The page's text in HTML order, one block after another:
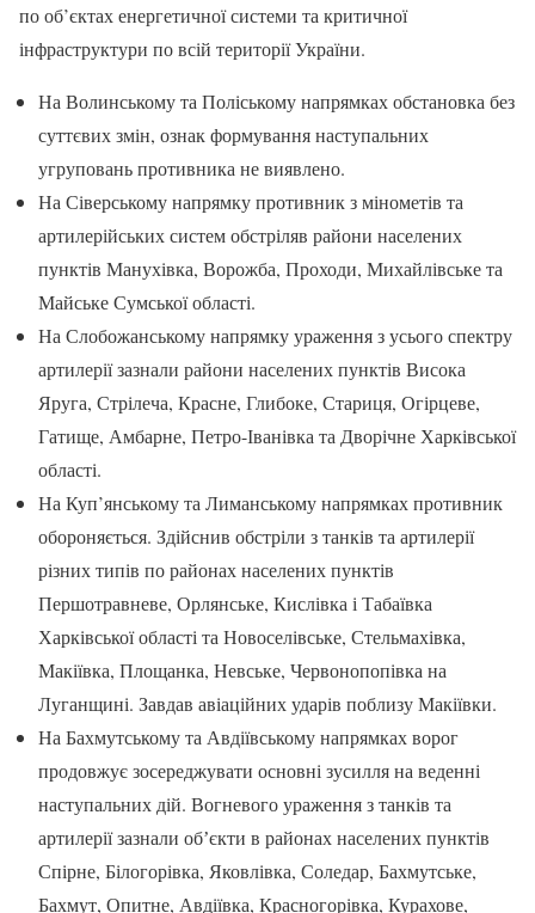
по об’єктах енергетичної системи та критичної
інфраструктури по всій території України.
На Волинському та Поліському напрямках обстановка без
суттєвих змін, ознак формування наступальних
угруповань противника не виявлено.
На Сіверському напрямку противник з мінометів та
артилерійських систем обстріляв райони населених
пунктів Манухівка, Ворожба, Проходи, Михайлівське та
Майське Сумської області.
На Слобожанському напрямку ураження з усього спектру
артилерії зазнали райони населених пунктів Висока
Яруга, Стрілеча, Красне, Глибоке, Стариця, Огірцеве,
Гатище, Амбарне, Петро-Іванівка та Дворічне Харківської
області.
На Куп’янському та Лиманському напрямках противник
обороняється. Здійснив обстріли з танків та артилерії
різних типів по районах населених пунктів
Першотравневе, Орлянське, Кислівка і Табаївка
Харківської області та Новоселівське, Стельмахівка,
Макіївка, Площанка, Невське, Червонопопівка на
Луганщині. Завдав авіаційних ударів поблизу Макіївки.
На Бахмутському та Авдіївському напрямках ворог
продовжує зосереджувати основні зусилля на веденні
наступальних дій. Вогневого ураження з танків та
артилерії зазнали обʼєкти в районах населених пунктів
Спірне, Білогорівка, Яковлівка, Соледар, Бахмутське,
Бахмут, Опитне, Авдіївка, Красногорівка, Курахове,